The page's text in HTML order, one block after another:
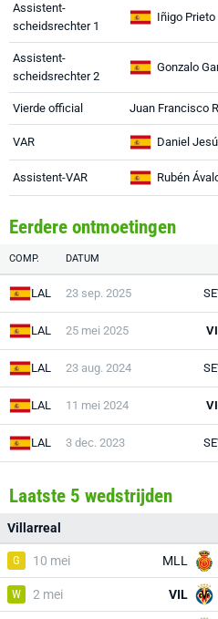
Assistent-
scheidsrechter 1
Iñigo Prieto
Assistent-
scheidsrechter 2
Gonzalo
Vierde official Juan Francisco
VAR Daniel
Assistent-VAR Rubén
Eerdere ontmoetingen
COMP. DATUM
LAL 23 sep. 2025
LAL 25 mei 2025
LAL 23 aug. 2024
LAL 11 mei 2024
LAL 3 dec. 2023
Laatste 5 wedstrijden
Villarreal
G 10 mei MLL
W 2 mei VIL